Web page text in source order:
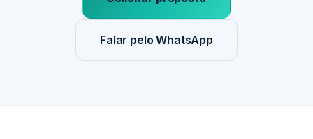
Falar pelo WhatsApp